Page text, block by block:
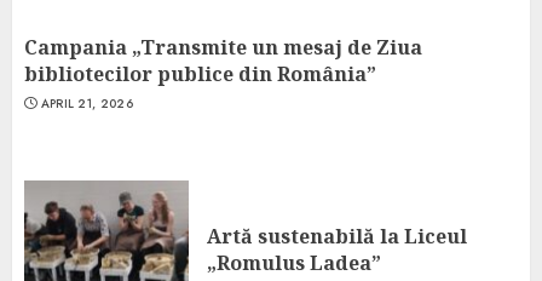
Campania „Transmite un mesaj de Ziua
bibliotecilor publice din România”
APRIL 21, 2026
Artă sustenabilă la Liceul
„Romulus Ladea”